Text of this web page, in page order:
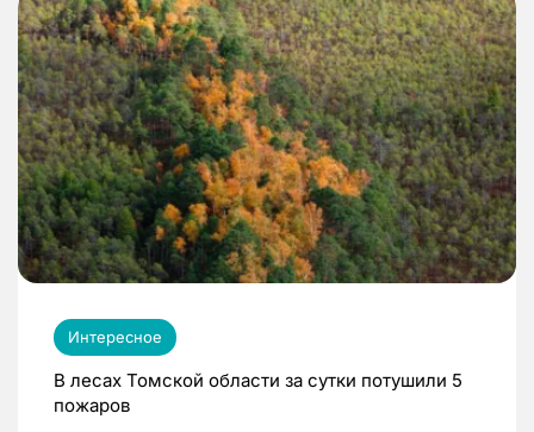
Интересное
В лесах Томской области за сутки потушили 5
пожаров